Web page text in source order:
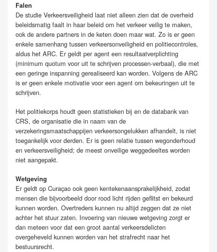
Falen
De studie Verkeersveiligheid laat niet alleen zien dat de overheid
beleidsmatig faalt in haar beleid om het verkeer veilig te maken,
ook de andere partners in de keten doen maar wat. Zo is er geen
enkele samenhang tussen verkeersonveiligheid en politiecontroles,
aldus het ARC. Er geldt per agent een resultaatverplichting
(minimum quotum voor uit te schrijven processen-verbaal), die met
een geringe inspanning gerealiseerd kan worden. Volgens de ARC
is er geen enkele motivatie voor een agent om bekeuringen uit te
schrijven.
Het politiekorps houdt geen statistieken bij en de databank van
CRS, de organisatie die in naam van de
verzekeringsmaatschappijen verkeersongelukken afhandelt, is niet
toegankelijk voor derden. Er is geen relatie tussen wegonderhoud
en verkeersveiligheid; de meest onveilige weggedeeltes worden
niet aangepakt.
Wetgeving
Er geldt op Curaçao ook geen kentekenaansprakelijkheid, zodat
mensen die bijvoorbeeld door rood licht rijden geflitst en bekeurd
kunnen worden. Overtreders kunnen nu altijd zeggen dat ze niet
achter het stuur zaten. Invoering van nieuwe wetgeving zorgt er
dan meteen voor dat een groot aantal verkeersdelicten
overgeheveld kunnen worden van het strafrecht naar het
bestuursrecht.